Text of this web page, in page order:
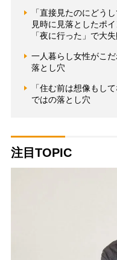
「直接見たのにどう
見時に見落としたポ
「夜に行った」で大
一人暮らし女性がこ
落とし穴
「住む前は想像もし
ではの落とし穴
注目TOPIC